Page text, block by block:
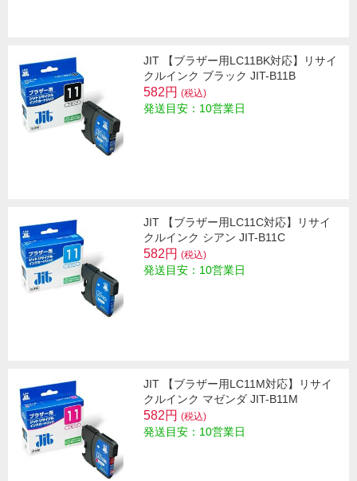
JIT 【ブラザー用LC11BK対応】リサイ
クルインク ブラック JIT-B11B
582円 (税込)
発送目安：10営業日
JIT 【ブラザー用LC11C対応】リサイ
クルインク シアン JIT-B11C
582円 (税込)
発送目安：10営業日
JIT 【ブラザー用LC11M対応】リサイ
クルインク マゼンダ JIT-B11M
582円 (税込)
発送目安：10営業日